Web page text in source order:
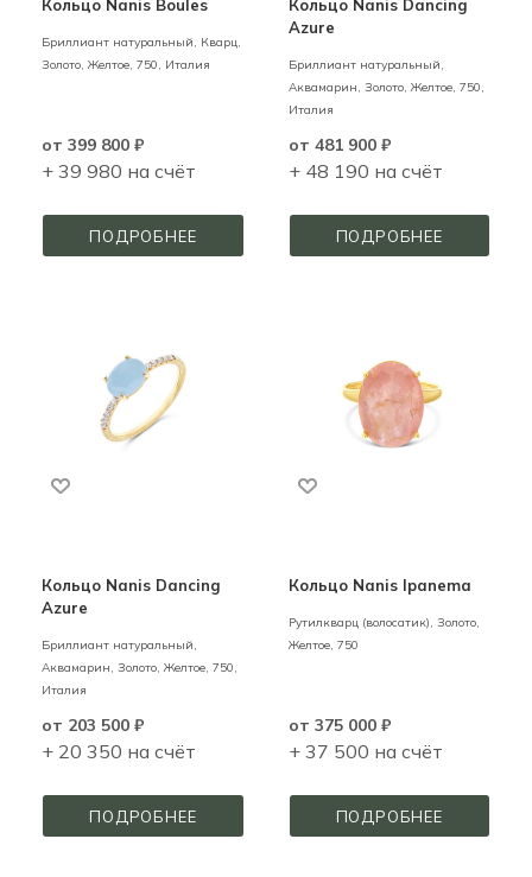
Кольцо Nanis Boules
Бриллиант натуральный, Кварц,
Золото, Желтое, 750, Италия
от 399 800 ₽
+ 39 980 на счёт
ПОДРОБНЕЕ
Кольцо Nanis Dancing
Azure
Бриллиант натуральный,
Аквамарин, Золото, Желтое, 750,
Италия
от 481 900 ₽
+ 48 190 на счёт
ПОДРОБНЕЕ
Кольцо Nanis Dancing
Azure
Бриллиант натуральный,
Аквамарин, Золото,Желтое, 750,
Италия
от 203 500 ₽
+ 20 350 на счёт
ПОДРОБНЕЕ
Кольцо Nanis Ipanema
Рутилкварц (волосатик), Золото,
Желтое, 750
от 375 000 ₽
+ 37 500 на счёт
ПОДРОБНЕЕ